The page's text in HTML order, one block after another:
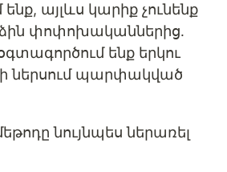
այլևս կարիք չունենք
փոփոխականներից․
ենք երկու
ներսում պարփակված
նույնպես ներառել